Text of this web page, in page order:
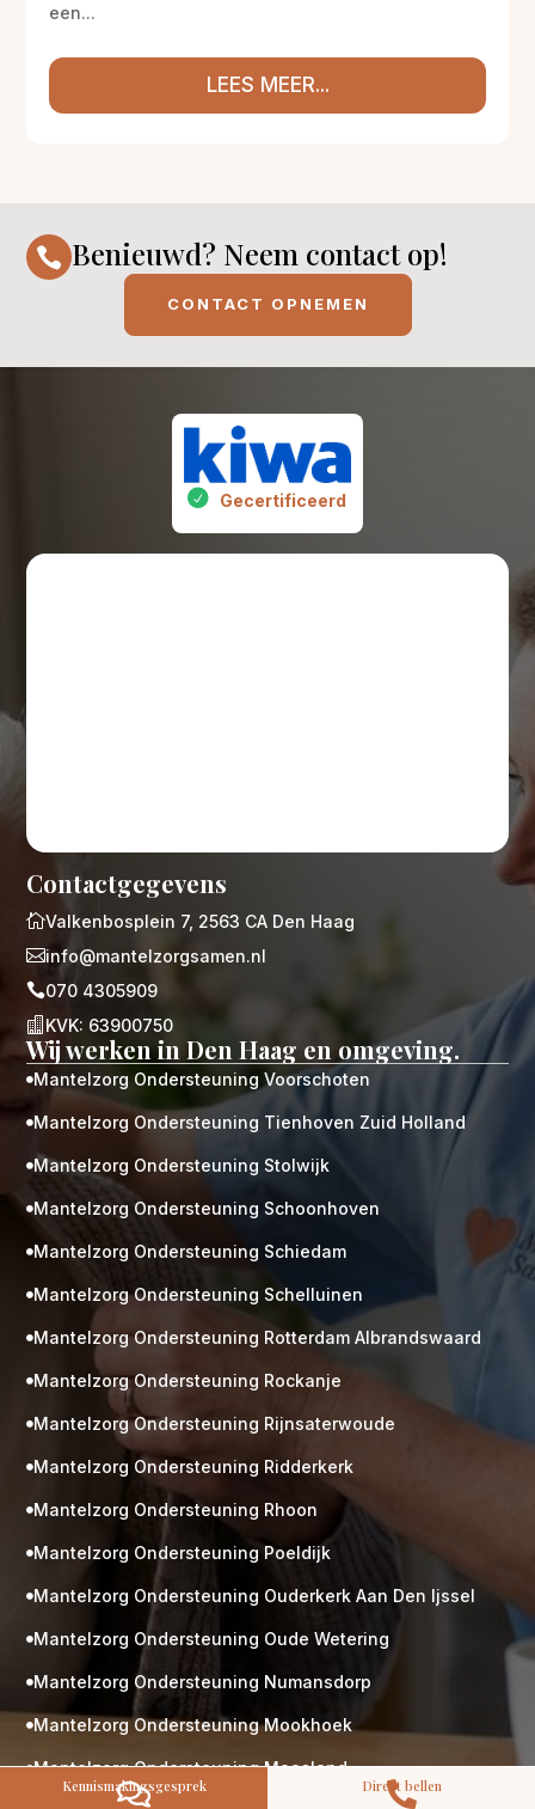
een...
LEES MEER...
 Benieuwd? Neem contact op!
CONTACT OPNEMEN
Gecertificeerd
Gratis
kennismaking?
M
Neem vrijblijvend contact op!
Zorg op maat
Persoonlijke zorgplan
Geen lange wachtlijsten
Altijd vertrouwde gezichten
Hoog gekwalificeerd
Kennismakingsgesprek
Contact opnemen
Contactgegevens
Valkenbosplein 7, 2563 CA Den Haag
info@mantelzorgsamen.nl
070 4305909
 KVK: 63900750
Wij werken in Den Haag en omgeving.
 Mantelzorg Ondersteuning Voorschoten
 Mantelzorg Ondersteuning Tienhoven Zuid Holland
 Mantelzorg Ondersteuning Stolwijk
 Mantelzorg Ondersteuning Schoonhoven
 Mantelzorg Ondersteuning Schiedam
 Mantelzorg Ondersteuning Schelluinen
 Mantelzorg Ondersteuning Rotterdam Albrandswaard
 Mantelzorg Ondersteuning Rockanje
 Mantelzorg Ondersteuning Rijnsaterwoude
 Mantelzorg Ondersteuning Ridderkerk
 Mantelzorg Ondersteuning Rhoon
 Mantelzorg Ondersteuning Poeldijk
 Mantelzorg Ondersteuning Ouderkerk Aan Den Ijssel
 Mantelzorg Ondersteuning Oude Wetering
 Mantelzorg Ondersteuning Numansdorp
 Mantelzorg Ondersteuning Mookhoek
Mantelzorg Ondersteuning Maasland

Kennismakingsgesprek 
Direct bellen